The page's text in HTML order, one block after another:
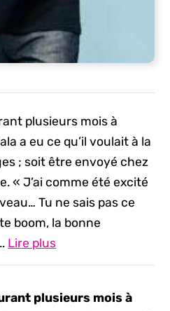
plusieurs mois à
a eu ce qu’il voulait à la
; soit être envoyé chez
« J’ai comme été excité
Tu ne sais pas ce
boom, la bonne
Lire plus
plusieurs mois à